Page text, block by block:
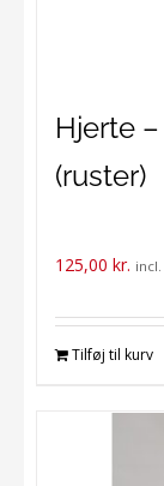
Hjerte
(ruster)
125,00 kr.
Tilføj til kurv